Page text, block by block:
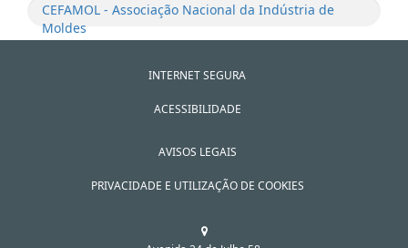
CEFAMOL - Associação Nacional da Indústria de
Moldes
INTERNET SEGURA
ACESSIBILIDADE
AVISOS LEGAIS
PRIVACIDADE E UTILIZAÇÃO DE COOKIES